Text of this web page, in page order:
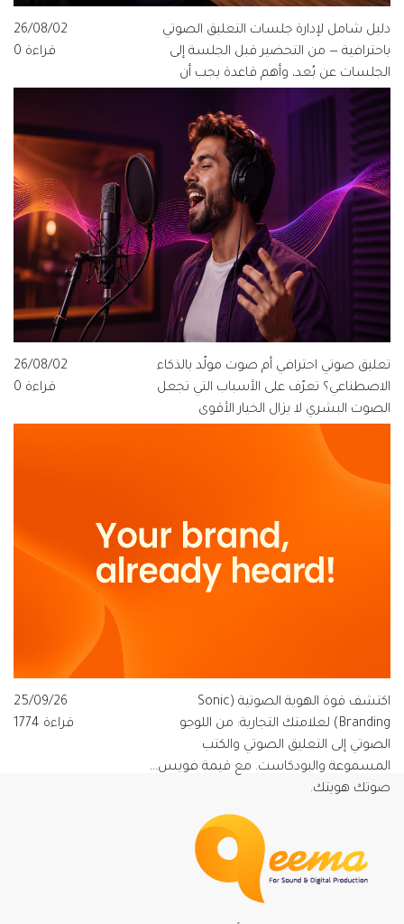
دليل شامل لإدارة جلسات التعليق الصوتي
باحترافية — من التحضير قبل الجلسة إلى
الجلسات عن بُعد، وأهم قاعدة يجب أن
يعرفها كل مخرج ومنتج وفنان صوت.
26/08/02
قراءة 0
تعليق صوتي احترافي أم صوت مولّد بالذكاء
الاصطناعي؟ تعرّف على الأسباب التي تجعل
الصوت البشري لا يزال الخيار الأقوى
للعلامات التجارية الناطقة بالعربية، ولماذا
تتبنى قيمة فويس شعار "الصوت الذي
يفهم العربية".
26/08/02
قراءة 0
اكتشف قوة الهوية الصوتية (Sonic
Branding) لعلامتك التجارية: من اللوجو
الصوتي إلى التعليق الصوتي والكتب
المسموعة والبودكاست. مع قيمة فويس…
صوتك هويتك.
25/09/26
قراءة 1774